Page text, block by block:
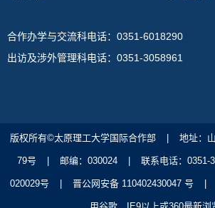
合作办学与交流科电话：0351-6018290
出访及涉外管理科电话：0351-3058961
版权所有©太原理工大学国际合作部 地址：
79号 邮编：030024 联系电话：0351-
020029号 晋公网安备 110402430047 号